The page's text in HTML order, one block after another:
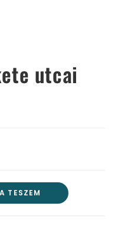
utcai
TESZEM